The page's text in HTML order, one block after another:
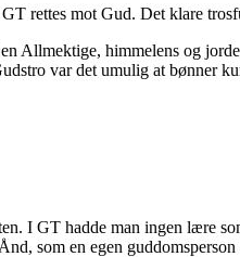
rettes mot Gud. Det klare
Allmektige, himmelens og
var det umulig at bønner
I GT hadde man ingen lære
som en egen